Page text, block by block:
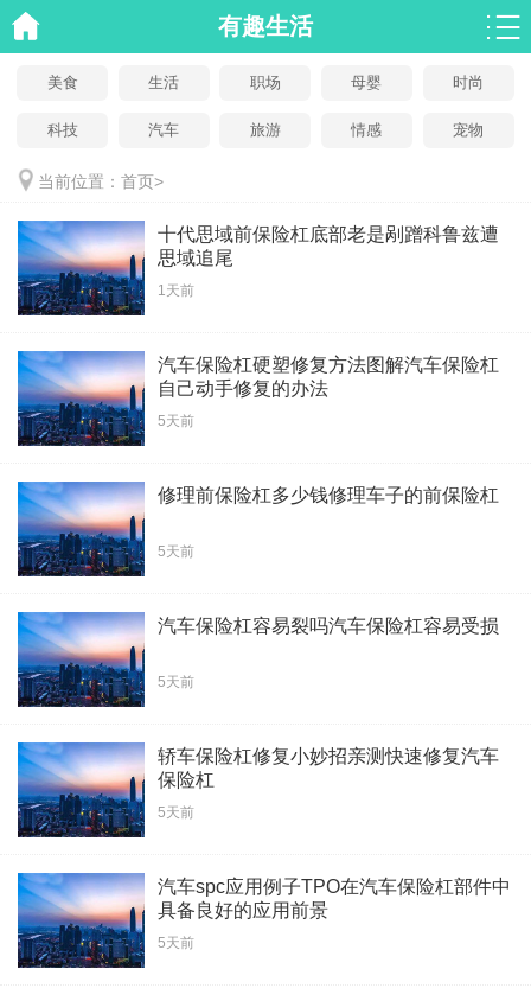
有趣生活
美食 生活 职场 母婴 时尚
科技 汽车 旅游 情感 宠物
当前位置： 首页>
十代思域前保险杠底部老是剐蹭科鲁兹遭
思域追尾
1天前
汽车保险杠硬塑修复方法图解汽车保险杠
自己动手修复的办法
5天前
修理前保险杠多少钱修理车子的前保险杠
5天前
汽车保险杠容易裂吗汽车保险杠容易受损
5天前
轿车保险杠修复小妙招亲测快速修复汽车
保险杠
5天前
汽车spc应用例子TPO在汽车保险杠部件中
具备良好的应用前景
5天前